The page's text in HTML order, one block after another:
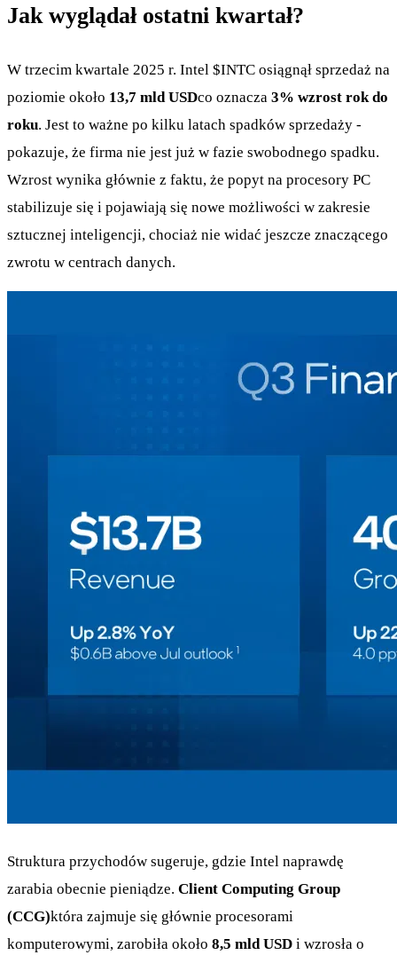
Jak wyglądał ostatni kwartał?
W trzecim kwartale 2025 r. Intel $INTC osiągnął sprzedaż na
poziomie około 13,7 mld USDco oznacza 3% wzrost rok do
roku. Jest to ważne po kilku latach spadków sprzedaży -
pokazuje, że firma nie jest już w fazie swobodnego spadku.
Wzrost wynika głównie z faktu, że popyt na procesory PC
stabilizuje się i pojawiają się nowe możliwości w zakresie
sztucznej inteligencji, chociaż nie widać jeszcze znaczącego
zwrotu w centrach danych.
Struktura przychodów sugeruje, gdzie Intel naprawdę
zarabia obecnie pieniądze. Client Computing Group
(CCG)która zajmuje się głównie procesorami
komputerowymi, zarobiła około 8,5 mld USD i wzrosła o